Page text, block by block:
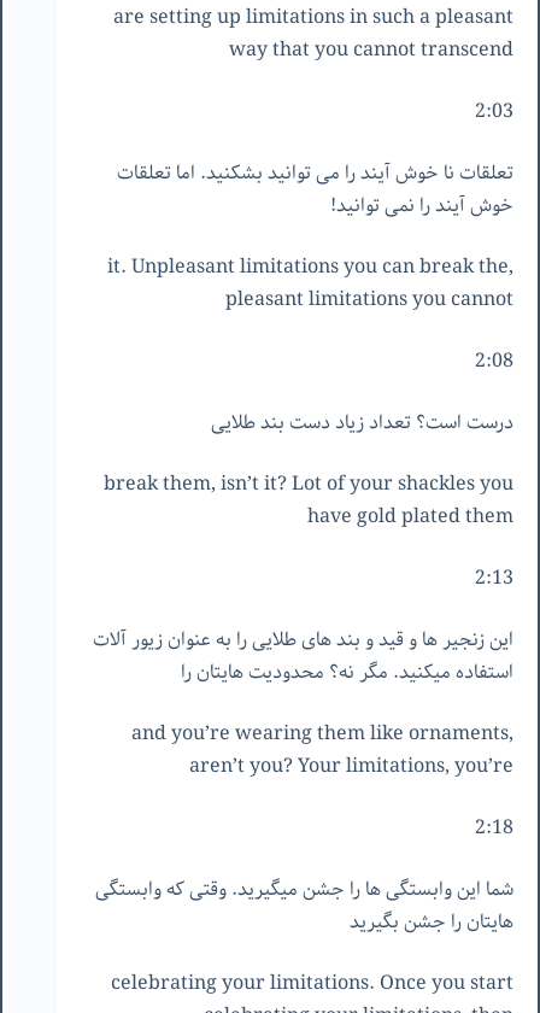
are setting up limitations in such a pleasant
way that you cannot transcend
2:03
تعلقات نا خوش آیند را می توانید بشکنید. اما تعلقات
خوش آیند را نمی توانید!
it. Unpleasant limitations you can break the,
pleasant limitations you cannot
2:08
درست است؟ تعداد زیاد دست بند طلایی
break them, isn’t it? Lot of your shackles you
have gold plated them
2:13
این زنجیر ها و قید و بند های طلایی را به عنوان زیور آلات
استفاده میکنید. مگر نه؟ محدودیت هایتان را
and you’re wearing them like ornaments,
aren’t you? Your limitations, you’re
2:18
شما این وابستگی ها را جشن میگیرید. وقتی که وابستگی
هایتان را جشن بگیرید
celebrating your limitations. Once you start